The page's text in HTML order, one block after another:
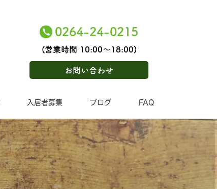
0264-24-0215
(営業時間 10:00〜18:00)
お問い合わせ
入居者募集 ブログ FAQ